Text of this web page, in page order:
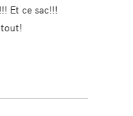
Et ce sac!!!